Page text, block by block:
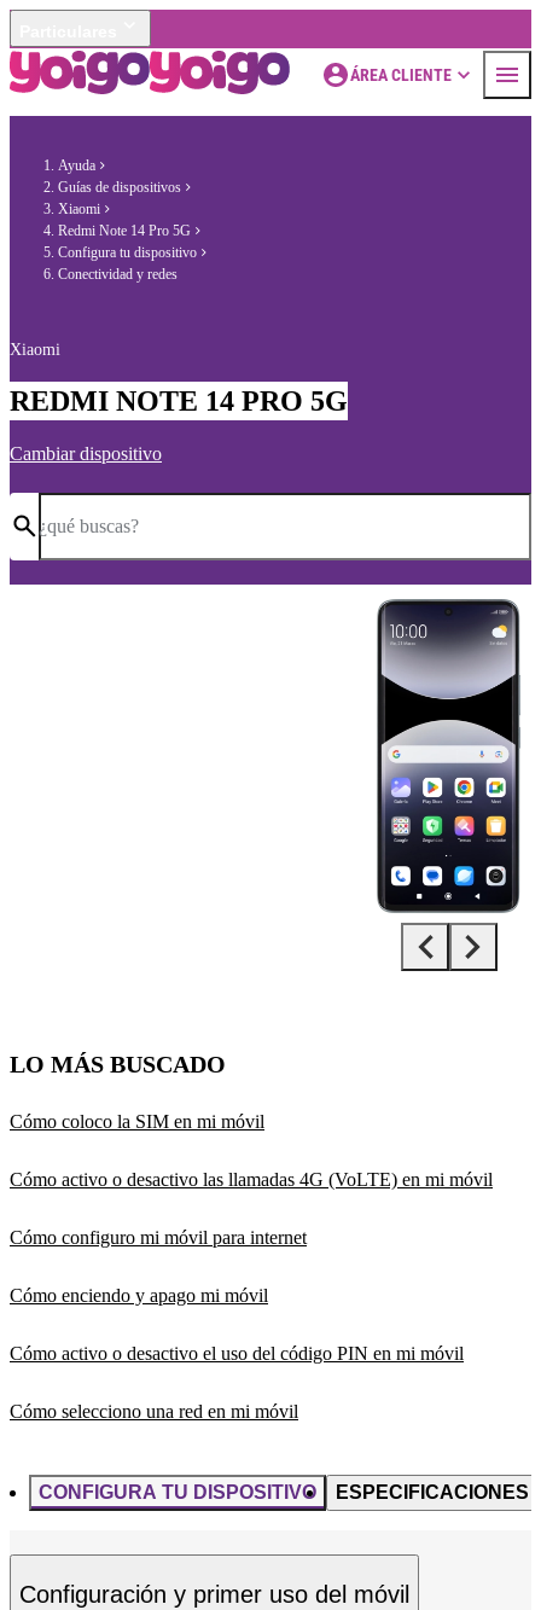
ÁREA CLIENTE
Ayuda
Guías de dispositivos
Xiaomi
Redmi Note 14 Pro 5G
Configura tu dispositivo
Conectividad y redes
Xiaomi
REDMI NOTE 14 PRO 5G
Cambiar dispositivo
¿qué buscas?
LO MÁS BUSCADO
Cómo coloco la SIM en mi móvil
Cómo activo o desactivo las llamadas 4G (VoLTE) en mi móvil
Cómo configuro mi móvil para internet
Cómo enciendo y apago mi móvil
Cómo activo o desactivo el uso del código PIN en mi móvil
Cómo selecciono una red en mi móvil
CONFIGURA TU DISPOSITIVO ESPECIFICACIONES
Configuración y primer uso del móvil